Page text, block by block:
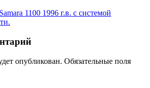
Samara 1100 1996 г.в. с системой
опубликован. Обязательные поля